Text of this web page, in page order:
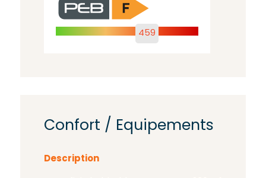
459
Confort / Equipements
Description